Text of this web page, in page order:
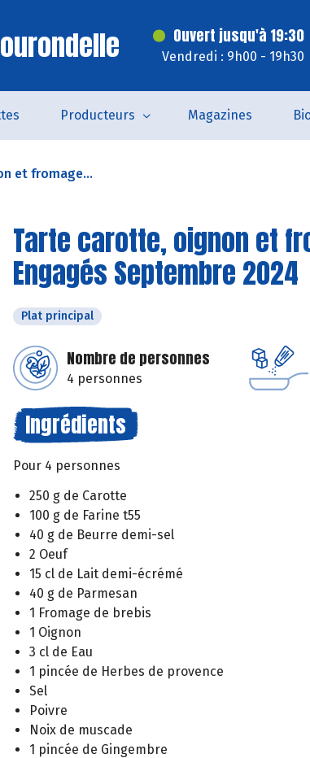
Ouvert jusqu'à 19:30
Vendredi : 9h00 - 19h30
Producteurs Magazines
et fromage...
Tarte carotte, oignon et
Engagés Septembre 2024
Plat principal
Nombre de personnes
4 personnes
Ingrédients
Pour 4 personnes
250 g de Carotte
100 g de Farine t55
40 g de Beurre demi-sel
2 Oeuf
15 cl de Lait demi-écrémé
40 g de Parmesan
1 Fromage de brebis
1 Oignon
3 cl de Eau
1 pincée de Herbes de provence
Sel
Poivre
Noix de muscade
1 pincée de Gingembre